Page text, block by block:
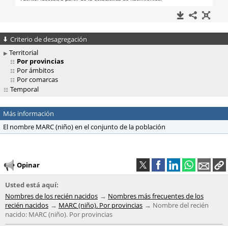
Criterio de desagregación
Territorial
Por provincias
Por ámbitos
Por comarcas
Temporal
Más información
El nombre MARC (niño) en el conjunto de la población
Opinar
Usted está aquí:
Nombres de los recién nacidos
Nombres más frecuentes de los
recién nacidos
MARC (niño). Por provincias
Nombre del recién
nacido: MARC (niño). Por provincias